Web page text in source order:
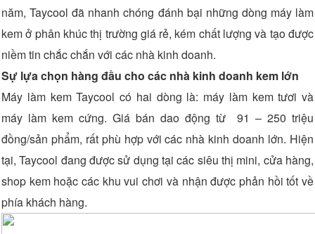
năm, Taycool đã nhanh chóng đánh bại những dòng máy làm
kem ở phân khúc thị trường giá rẻ, kém chất lượng và tạo được
niềm tin chắc chắn với các nhà kinh doanh.
Sự lựa chọn hàng đầu cho các nhà kinh doanh kem lớn
Máy làm kem Taycool có hai dòng là: máy làm kem tươi và
máy làm kem cứng. Giá bán dao động từ 91 – 250 triệu
đồng/sản phẩm, rất phù hợp với các nhà kinh doanh lớn. Hiện
tại, Taycool đang được sử dụng tại các siêu thị mini, cửa hàng,
shop kem hoặc các khu vui chơi và nhận được phản hồi tốt về
phía khách hàng.